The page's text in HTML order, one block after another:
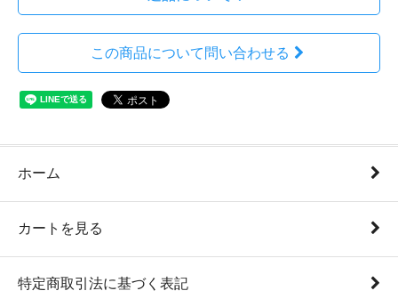
この商品について問い合わせる
ホーム
カートを見る
特定商取引法に基づく表記